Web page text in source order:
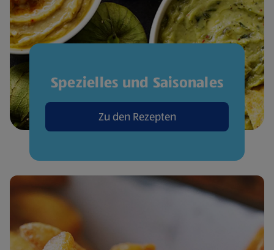
Spezielles und Saisonales
Zu den Rezepten